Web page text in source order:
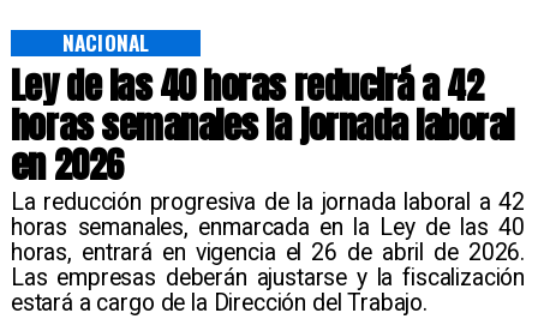
Ley de las 40 horas reducirá a 42
horas semanales la jornada laboral
en 2026
La reducción progresiva de la jornada laboral a 42
horas semanales, enmarcada en la Ley de las 40
horas, entrará en vigencia el 26 de abril de 2026.
Las empresas deberán ajustarse y la fiscalización
estará a cargo de la Dirección del Trabajo.
NACIONAL